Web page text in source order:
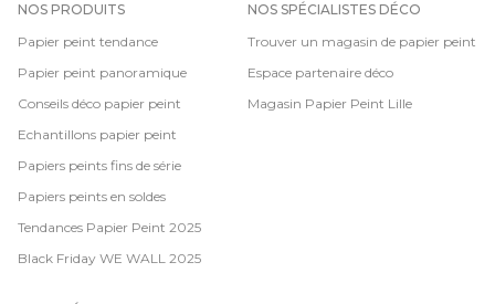
NOS PRODUITS
Papier peint tendance
Papier peint panoramique
Conseils déco papier peint
Echantillons papier peint
Papiers peints fins de série
Papiers peints en soldes
Tendances Papier Peint 2025
Black Friday WE WALL 2025
NOS SPÉCIALISTES DÉCO
Trouver un magasin de papier peint
Espace partenaire déco
Magasin Papier Peint Lille